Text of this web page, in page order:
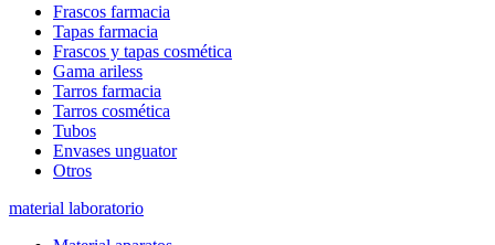
Frascos farmacia
Tapas farmacia
Frascos y tapas cosmética
Gama ariless
Tarros farmacia
Tarros cosmética
Tubos
Envases unguator
Otros
material laboratorio